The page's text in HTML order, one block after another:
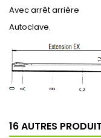
Avec arrêt arrière
Autoclave.
16 AUTRES